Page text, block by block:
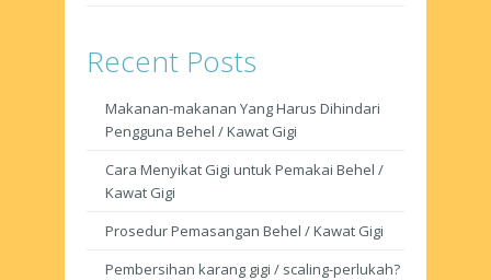
Recent Posts
Makanan-makanan Yang Harus Dihindari
Pengguna Behel / Kawat Gigi
Cara Menyikat Gigi untuk Pemakai Behel /
Kawat Gigi
Prosedur Pemasangan Behel / Kawat Gigi
Pembersihan karang gigi / scaling-perlukah?